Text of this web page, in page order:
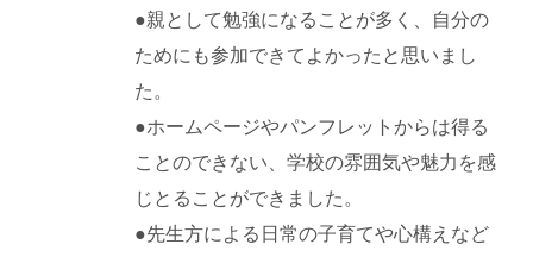
●親として勉強になることが多く、自分の
ためにも参加できてよかったと思いまし
た。
●ホームページやパンフレットからは得る
ことのできない、学校の雰囲気や魅力を感
じとることができました。
●先生方による日常の子育てや心構えなど